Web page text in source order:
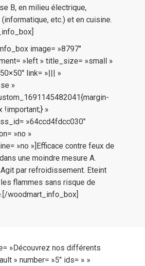
B, en milieu électrique,
etc.) et en cuisine.
image= »8797″
»left » title_size= »small »
link= »||| »
»
!important;} »
»64ccd4fdcc030″
»no »
»no »]Efficace contre feux de
une moindre mesure A.
par refroidissement. Eteint
flammes sans risque de
woodmart_info_box]
»Découvrez nos différents
» number= »5″ ids= » »